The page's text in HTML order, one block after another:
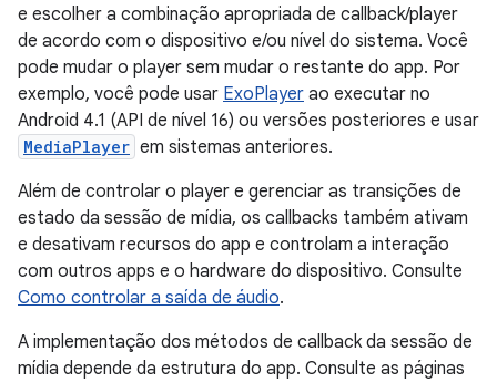
e escolher a combinação apropriada de callback/player
de acordo com o dispositivo e/ou nível do sistema. Você
pode mudar o player sem mudar o restante do app. Por
exemplo, você pode usar ExoPlayer ao executar no
Android 4.1 (API de nível 16) ou versões posteriores e usar
MediaPlayer em sistemas anteriores.
Além de controlar o player e gerenciar as transições de
estado da sessão de mídia, os callbacks também ativam
e desativam recursos do app e controlam a interação
com outros apps e o hardware do dispositivo. Consulte
Como controlar a saída de áudio.
A implementação dos métodos de callback da sessão de
mídia depende da estrutura do app. Consulte as páginas